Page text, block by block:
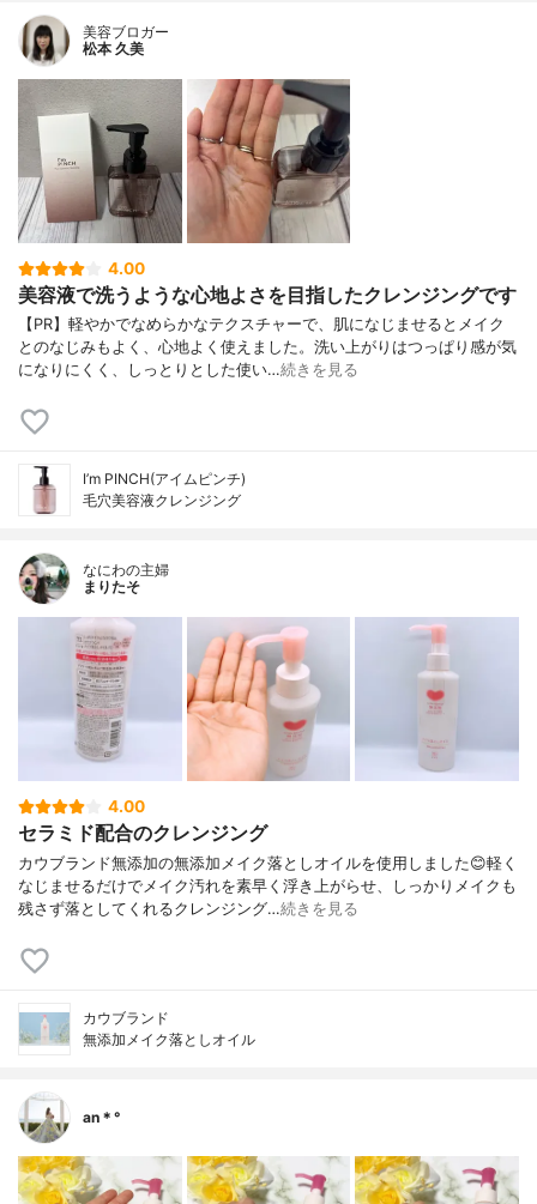
美容ブロガー
松本 久美
4.00
美容液で洗うような心地よさを目指したクレンジングです
【PR】軽やかでなめらかなテクスチャーで、肌になじませるとメイク
とのなじみもよく、心地よく使えました。洗い上がりはつっぱり感が気
になりにくく、しっとりとした使い…続きを見る
I’m PINCH(アイムピンチ)
毛穴美容液クレンジング
なにわの主婦
まりたそ
4.00
セラミド配合のクレンジング
カウブランド無添加の無添加メイク落としオイルを使用しました😊軽く
なじませるだけでメイク汚れを素早く浮き上がらせ、しっかりメイクも
残さず落としてくれるクレンジング…続きを見る
カウブランド
無添加メイク落としオイル
an＊°